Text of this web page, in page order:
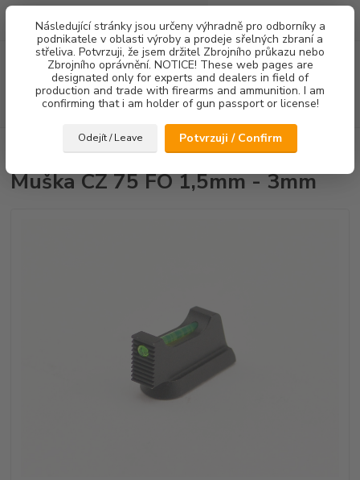
Následující stránky jsou určeny výhradně pro odborníky a
podnikatele v oblasti výroby a prodeje sřelných zbraní a
střeliva. Potvrzuji, že jsem držitel Zbrojního průkazu nebo
Zbrojního oprávnění. NOTICE! These web pages are
designated only for experts and dealers in field of
production and trade with firearms and ammunition. I am
confirming that i am holder of gun passport or license!
Odejít / Leave Potvrzuji / Confirm
Menu
Hledat
za0,00 Kč
Muška CZ 75 FO 1,5mm - 3mm
Muška CZ 75 FO 1,5mm - 3mm